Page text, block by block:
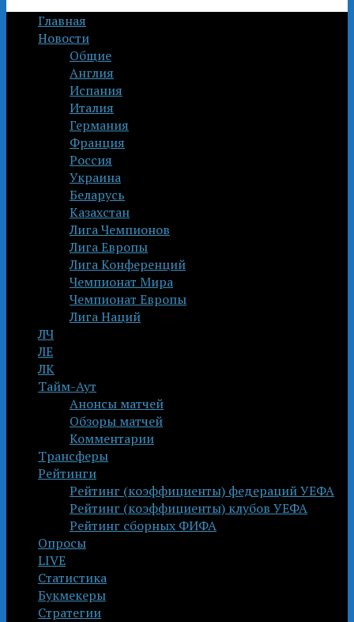
Главная
Новости
Общие
Англия
Испания
Италия
Германия
Франция
Россия
Украина
Беларусь
Казахстан
Лига Чемпионов
Лига Европы
Лига Конференций
Чемпионат Мира
Чемпионат Европы
Лига Наций
ЛЧ
ЛЕ
ЛК
Тайм-Аут
Анонсы матчей
Обзоры матчей
Комментарии
Трансферы
Рейтинги
Рейтинг (коэффициенты) федераций УЕФА
Рейтинг (коэффициенты) клубов УЕФА
Рейтинг сборных ФИФА
Опросы
LIVE
Статистика
Букмекеры
Стратегии